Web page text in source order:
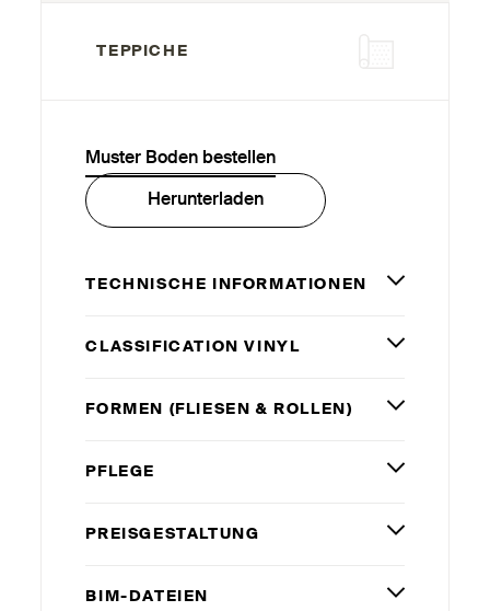
TEPPICHE
Muster Boden bestellen
Herunterladen
TECHNISCHE INFORMATIONEN
CLASSIFICATION VINYL
FORMEN (FLIESEN& ROLLEN)
PFLEGE
PREISGESTALTUNG
BIM-DATEIEN